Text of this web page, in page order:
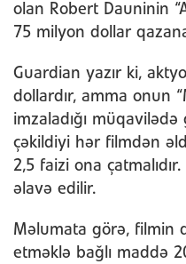
olan Robert Dauninin
75 milyon dollar
Guardian yazır ki,
dollardır, amma onun
imzaladığı
çəkildiyi hər filmdən
2,5 faizi ona
əlavə edilir.
Məlumata görə, filmin
etməklə bağlı maddə